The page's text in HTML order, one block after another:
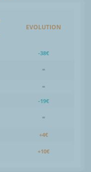
EVOLUTION
-38€
=
=
-19€
=
+4€
+10€